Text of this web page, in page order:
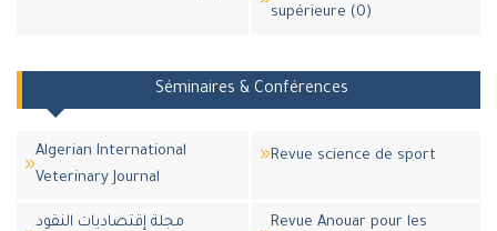
supérieure (0)
Séminaires & Conférences
Algerian International
Veterinary Journal
Revue science de sport
مجلة إقتصاديات النقود
Revue Anouar pour les